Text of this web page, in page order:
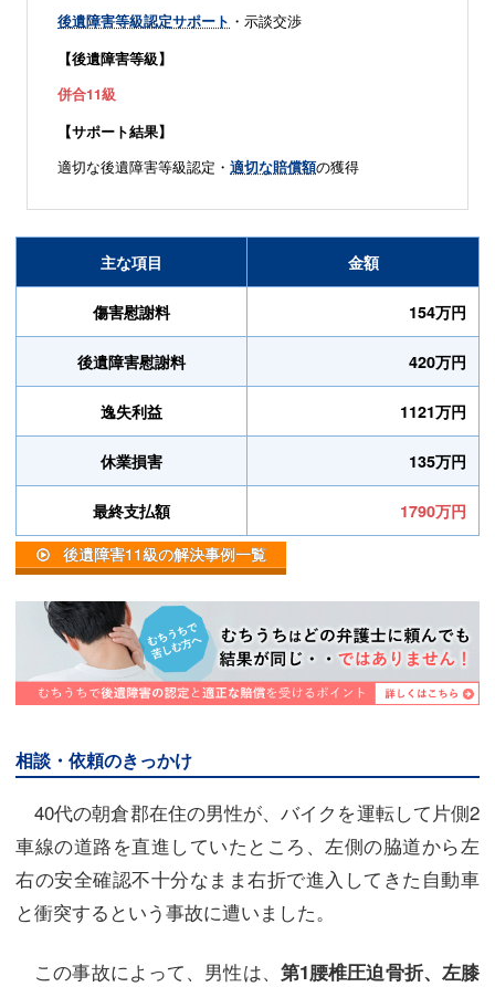
後遺障害等級認定サポート ・示談交渉
【後遺障害等級】
併合11級
【サポート結果】
適切な後遺障害等級認定・ 適切な賠償額の獲得
主な項目 金額
傷害慰謝料 154万円
後遺障害慰謝料 420万円
逸失利益 1121万円
休業損害 135万円
最終支払額
1790万円
後遺障害11級の解決事例一覧
相談・依頼のきっかけ
40代の朝倉郡在住の男性が、バイクを運転して片側2
車線の道路を直進していたところ、左側の脇道から左
右の安全確認不十分なまま右折で進入してきた自動車
と衝突するという事故に遭いました。
この事故によって、男性は、 第1腰椎圧迫骨折、左膝